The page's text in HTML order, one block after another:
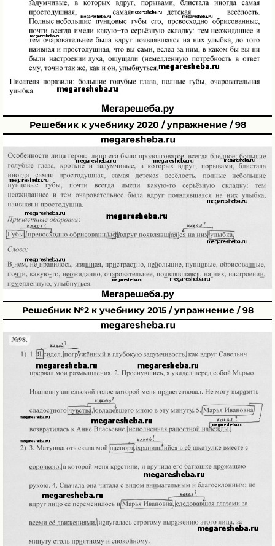
Решебник к учебнику 2020 / упражнение / 98
Решебник №2 к учебнику 2015 / упражнение / 98